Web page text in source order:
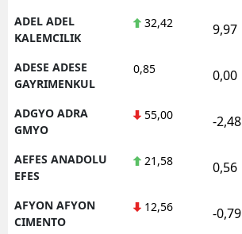
ADEL ADEL
KALEMCILIK
32,42 9,97
ADESE ADESE
GAYRIMENKUL
0,85 0,00
ADGYO ADRA
GMYO
55,00 -2,48
AEFES ANADOLU
EFES
21,58 0,56
AFYON AFYON
CIMENTO
12,56 -0,79